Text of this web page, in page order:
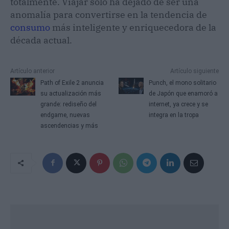
anomalía para convertirse en la tendencia de
consumo más inteligente y enriquecedora de la
década actual.
Artículo anterior
Path of Exile 2 anuncia
su actualización más
grande: rediseño del
endgame, nuevas
ascendencias y más
Artículo siguiente
Punch, el mono solitario
de Japón que enamoró a
internet, ya crece y se
integra en la tropa